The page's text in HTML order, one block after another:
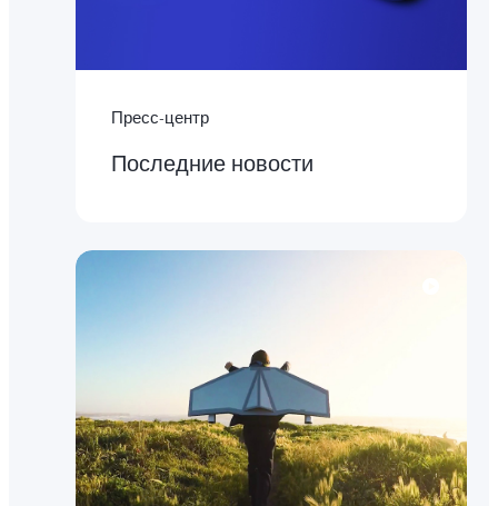
Пресс-центр
Последние новости